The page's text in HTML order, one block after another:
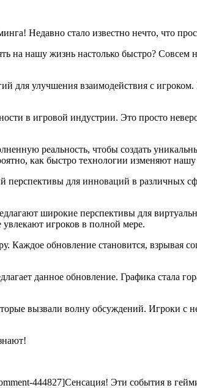
Недавно стало известно нечто, что
на нашу жизнь настолько быстро?
для улучшения взаимодействия с
в игровой индустрии. Это просто
реальность, чтобы создать
как быстро технологии изменяют нашу
перспективы для инноваций в различных
широкие перспективы для
игроков в полной мере.
обновление становится, взрывая
данное обновление. Графика стала
вызвали волну обсуждений. Игроки
444827]Сенсация! Эти события в